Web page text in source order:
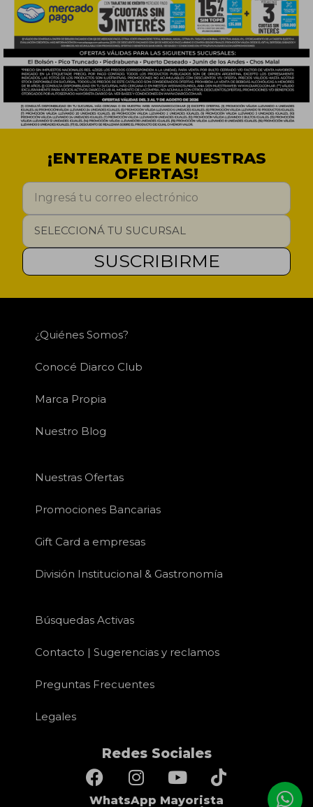
¡ENTERATE DE NUESTRAS
OFERTAS!
SUSCRIBIRME
¿Quiénes Somos?
Conocé Diarco Club
Marca Propia
Nuestro Blog
Nuestras Ofertas
Promociones Bancarias
Gift Card a empresas
División Institucional & Gastronomía
Búsquedas Activas
Contacto | Sugerencias y reclamos
Preguntas Frecuentes
Legales
Redes Sociales
WhatsApp Mayorista